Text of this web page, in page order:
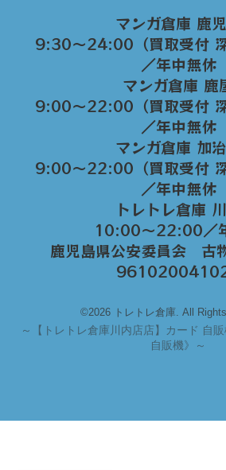
マンガ倉庫 鹿
9:30～24:00（買取受付
／年中無休
マンガ倉庫 鹿
9:00～22:00（買取受付
／年中無休
マンガ倉庫 加
9:00〜22:00（買取受付
／年中無休
トレトレ倉庫
10:00〜22:00／
鹿児島県公安委員会 古
©2026 トレトレ倉庫. All Rights
～
【トレトレ倉庫川内店店】カード 自
自販機》～